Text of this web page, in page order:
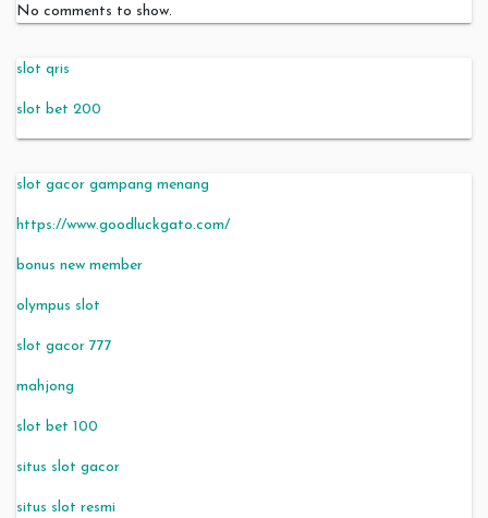
No comments to show.
slot qris
slot bet 200
slot gacor gampang menang
https://www.goodluckgato.com/
bonus new member
olympus slot
slot gacor 777
mahjong
slot bet 100
situs slot gacor
situs slot resmi